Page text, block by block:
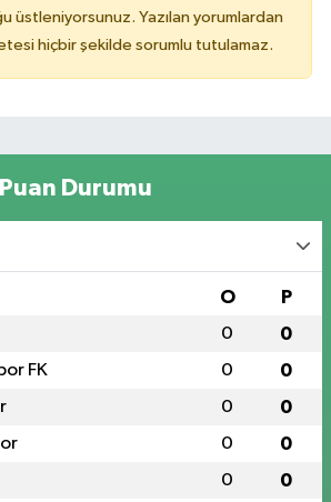
üstleniyorsunuz. Yazılan yorumlardan
hiçbir şekilde sorumlu tutulamaz.
Durumu
O P
0 0
FK 0 0
0 0
0 0
0 0